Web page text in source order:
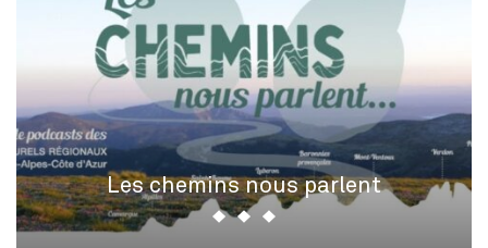
Les chemins nous parlent